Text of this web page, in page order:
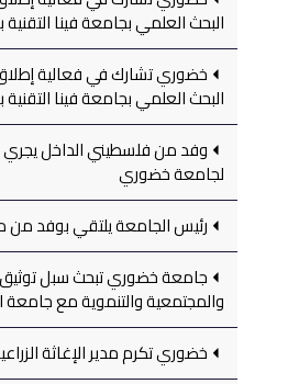
البحث العلمي بجامعة فينا التقنية
خضوري تشارك في فعالية
البحث العلمي بجامعة فينا التقنية
وفد من فلسطيني الداخل يجري
لجامعة خضوري
رئيس الجامعة يلتقي بوفد من
جامعة خضوري تبحث سبل توثيق
والمجتمعية والتنموية مع جامعة
خضوري تكرم مدير الإغاثة